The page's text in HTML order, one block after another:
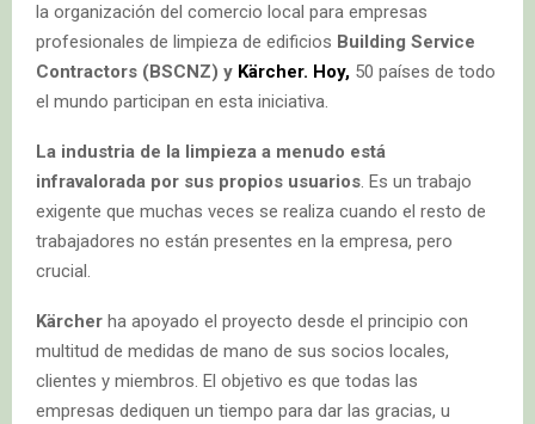
la organización del comercio local para empresas
profesionales de limpieza de edificios Building Service
Contractors (BSCNZ) y Kärcher. Hoy, 50 países de todo
el mundo participan en esta iniciativa.
La industria de la limpieza a menudo está
infravalorada por sus propios usuarios. Es un trabajo
exigente que muchas veces se realiza cuando el resto de
trabajadores no están presentes en la empresa, pero
crucial.
Kärcher ha apoyado el proyecto desde el principio con
multitud de medidas de mano de sus socios locales,
clientes y miembros. El objetivo es que todas las
empresas dediquen un tiempo para dar las gracias, u